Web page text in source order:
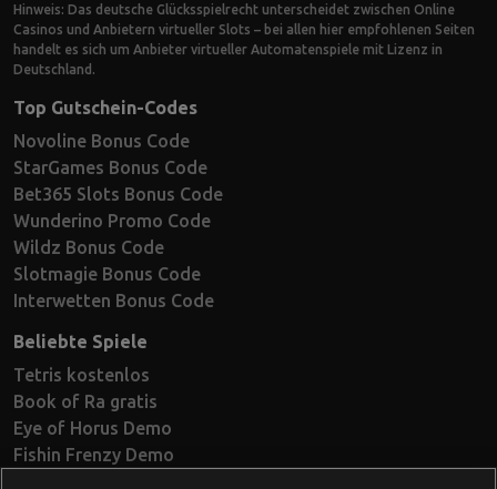
Hinweis: Das deutsche Glücksspielrecht unterscheidet zwischen Online
Casinos und Anbietern virtueller Slots – bei allen hier empfohlenen Seiten
handelt es sich um Anbieter virtueller Automatenspiele mit Lizenz in
Deutschland.
Top Gutschein-Codes
Novoline Bonus Code
StarGames Bonus Code
Bet365 Slots Bonus Code
Wunderino Promo Code
Wildz Bonus Code
Slotmagie Bonus Code
Interwetten Bonus Code
Beliebte Spiele
Tetris kostenlos
Book of Ra gratis
Eye of Horus Demo
Fishin Frenzy Demo